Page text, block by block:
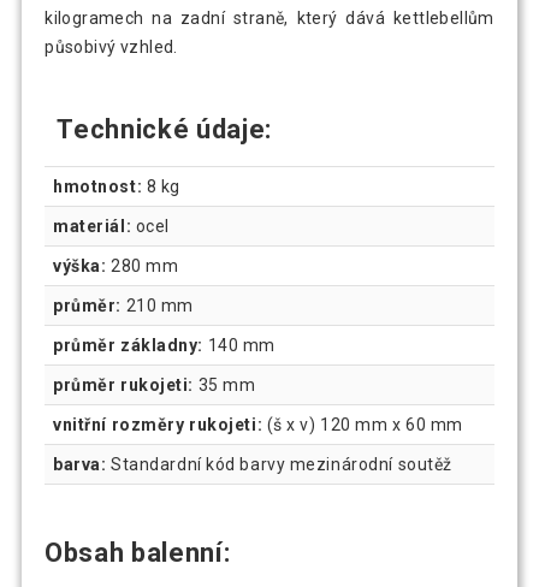
kilogramech na zadní straně, který dává kettlebellům
působivý vzhled.
Technické údaje:
hmotnost: 8 kg
materiál: ocel
výška: 280 mm
průměr: 210 mm
průměr základny: 140 mm
průměr rukojeti: 35 mm
vnitřní rozměry rukojeti: (š x v) 120 mm x 60 mm
barva: Standardní kód barvy mezinárodní soutěž
Obsah balenní: